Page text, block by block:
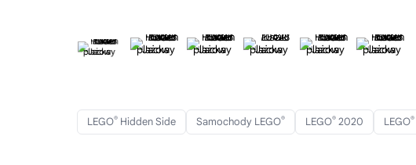
LEGO® Hidden Side Samochody LEGO® LEGO® 2020 LEGO®